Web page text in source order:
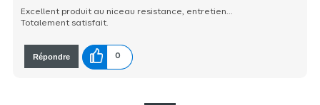
Excellent produit au niceau resistance, entretien...
Totalement satisfait.
Répondre 0